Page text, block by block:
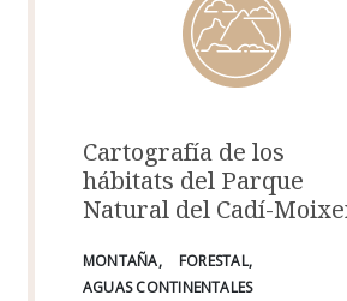
Cartografía de los
hábitats del Parque
Natural del Cadí-
MONTAÑA
FORESTAL
AGUAS CONTINENTALES